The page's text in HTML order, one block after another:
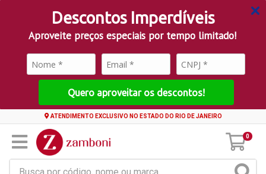
Descontos Imperdíveis
Aproveite preços especiais por tempo limitado!
Quero aproveitar os descontos!
ATENDIMENTO EXCLUSIVO NO ESTADO DO RIO DE JANEIRO
0